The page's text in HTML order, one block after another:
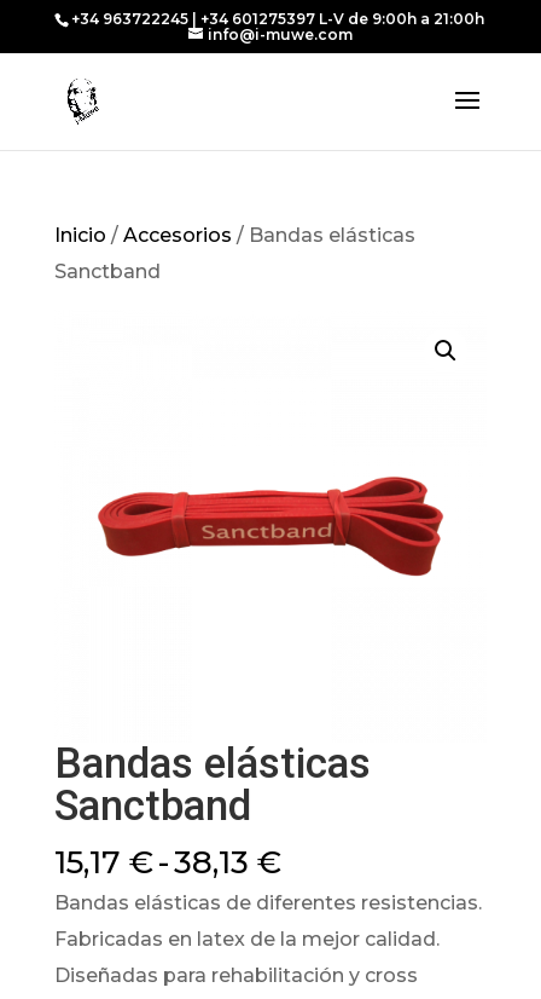
+34 963722245 | +34 601275397 L-V de 9:00h a 21:00h
info@i-muwe.com
Inicio / Accesorios / Bandas elásticas
Sanctband
Bandas elásticas
Sanctband
15,17 €-38,13 €Rango
de
precios:
desde
Bandas elásticas de diferentes resistencias.
Fabricadas en latex de la mejor calidad.
Diseñadas para rehabilitación y cross